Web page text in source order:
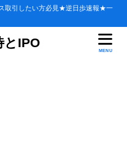
取引したい方必見★逆日歩速報★一
とIPO
MENU
】初値予想分析